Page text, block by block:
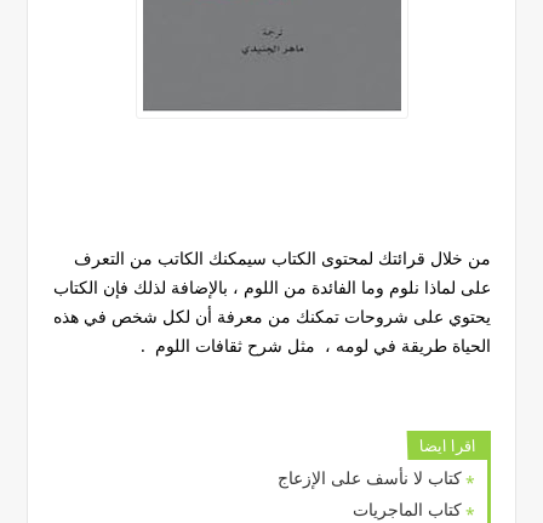
من خلال قرائتك لمحتوى الكتاب سيمكنك الكاتب من التعرف
على لماذا نلوم وما الفائدة من اللوم ، بالإضافة لذلك فإن الكتاب
يحتوي على شروحات تمكنك من معرفة أن لكل شخص في هذه
الحياة طريقة في لومه ، مثل شرح ثقافات اللوم .
اقرا ايضا
كتاب لا نأسف على الإزعاج
كتاب الماجريات